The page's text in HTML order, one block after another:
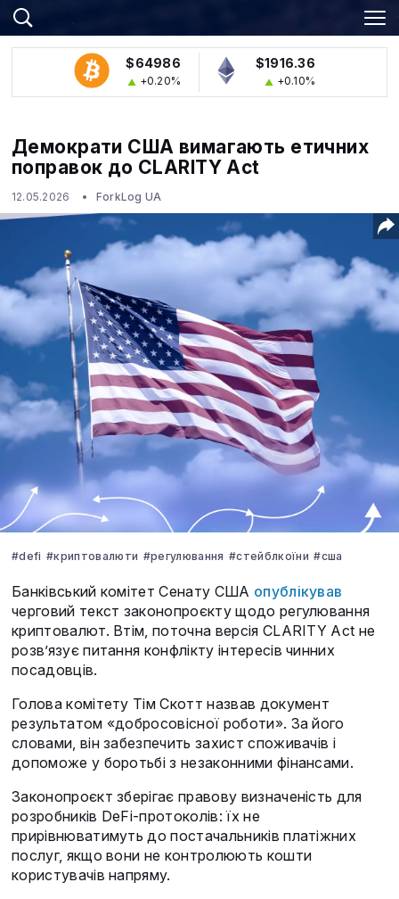
$64986
+0.20%
$1916.36
+0.10%
Демократи США вимагають етичних
поправок до CLARITY Act
12.05.2026 ForkLog UA
#defi #криптовалюти #регулювання #стейблкоїни #сша
Банківський комітет Сенату США опублікував
черговий текст законопроєкту щодо регулювання
криптовалют. Втім, поточна версія CLARITY Act не
розв’язує питання конфлікту інтересів чинних
посадовців.
Голова комітету Тім Скотт назвав документ
результатом «добросовісної роботи». За його
словами, він забезпечить захист споживачів і
допоможе у боротьбі з незаконними фінансами.
Законопроєкт зберігає правову визначеність для
розробників DeFi-протоколів: їх не
прирівнюватимуть до постачальників платіжних
послуг, якщо вони не контролюють кошти
користувачів напряму.